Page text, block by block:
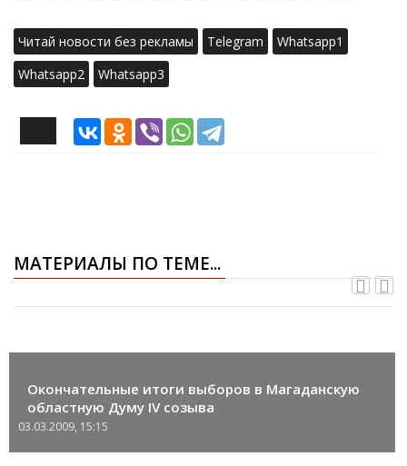
Читай новости без рекламы Telegram
Whatsapp1
Whatsapp2
Whatsapp3
МАТЕРИАЛЫ ПО ТЕМЕ...
Окончательные итоги выборов в Магаданскую
областную Думу IV созыва
03.03.2009, 15:15